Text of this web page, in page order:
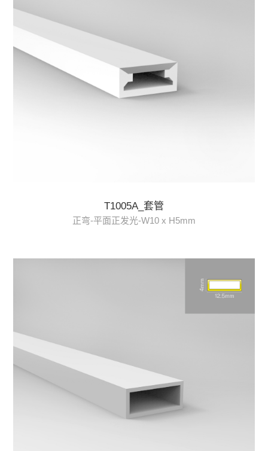
T1005A_套管
正弯-平面正发光-W10 x H5mm